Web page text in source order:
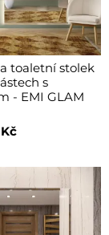
toaletní stolek
s
- EMI GLAM